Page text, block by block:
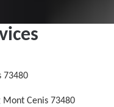
73480
Mont Cenis 73480